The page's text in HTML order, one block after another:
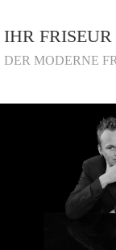
IHR
DER MODERNE